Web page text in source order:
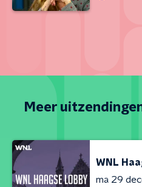
Meer
WNL
ma 29